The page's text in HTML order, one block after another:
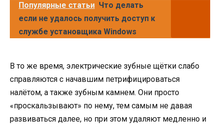
Популярные статьи Что делать
если не удалось получить доступ к
службе установщика Windows
В то же время, электрические зубные щётки слабо
справляются с начавшим петрифицироваться
налётом, а также зубным камнем. Они просто
«проскальзывают» по нему, тем самым не давая
развиваться далее, но при этом удаляют медленно и